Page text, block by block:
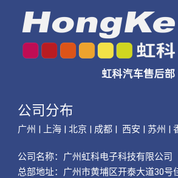
公司分布
广州 | 上海 | 北京 | 成都 | 西安 | 苏州 |
公司名称： 广州虹科电子科技有限公司
总部地址：广州市黄埔区开泰大道30号